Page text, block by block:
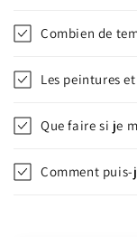
Combien de
Les peintures
Que faire si je
Comment puis-